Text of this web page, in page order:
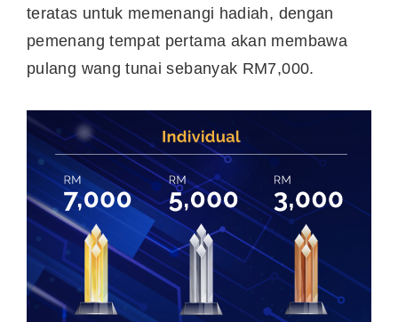
teratas untuk memenangi hadiah, dengan
pemenang tempat pertama akan membawa
pulang wang tunai sebanyak RM7,000.